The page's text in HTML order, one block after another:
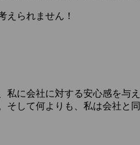
えられません！
私に会社に対する安心感を
そして何よりも、私は会社